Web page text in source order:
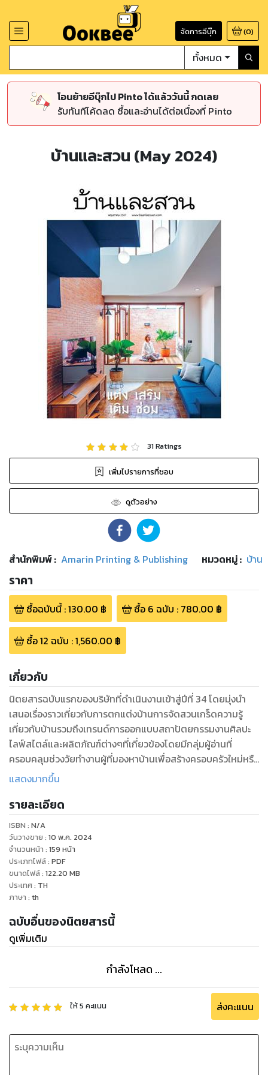
จัดการอีบุ๊ก (0)
ทั้งหมด
โอนย้ายอีบุ๊กไป Pinto ได้แล้ววันนี้ กดเลย
รับทันทีโค้ดลด ซื้อและอ่านได้ต่อเนื่องที่ Pinto
บ้านและสวน (May 2024)
31Ratings
เพิ่มไปรายการที่ชอบ
ดูตัวอย่าง
สำนักพิมพ์: Amarin Printing & Publishing หมวดหมู่: บ้าน
ราคา
ซื้อฉบับนี้:130.00 ฿ ซื้อ 6 ฉบับ : 780.00 ฿
ซื้อ12 ฉบับ :1,560.00 ฿
เกี่ยวกับ
นิตยสารฉบับแรกของบริษัทที่ดำเนินงานเข้าสู่ปีที่ 34 โดยมุ่งนำ
เสนอเรื่องราวเกี่ยวกับการตกแต่งบ้านการจัดสวนเกร็ดความรู้
เกี่ยวกับบ้านรวมถึงเทรนด์การออกแบบสถาปัตยกรรมงานศิลปะ
ไลฟ์สไตล์และผลิตภัณฑ์ต่างๆที่เกี่ยวข้องโดยมีกลุ่มผู้อ่านที่
ครอบคลุมช่วงวัยทำงานผู้ที่มองหาบ้านเพื่อสร้างครอบครัวใหม่หรือ
ผู้ที่ต้องการต่อเติมและตกแต่งบ้านวันนี้ “บ้านและสวน” เป็น
ประเทศซึ่งนับได้ว่าเป็นนิตยสารหมวดตกแต่งบ้านที่ขายดีที่สุด
ของประเทศไทยวางตลาดทุกวันที่ 10ของเดือน
แสดงมากขึ้น
รายละเอียด
ISBN : N/A
วันวางขาย : 10 พ.ค. 2024
จำนวนหน้า : 159 หน้า
ประเภทไฟล์: PDF
ขนาดไฟล์: 122.20 MB
ประเทศ: TH
ภาษา : th
ฉบับอื่นของนิตยสารนี้
ดูเพิ่มเติม
กำลังโหลด ...
ให้5 คะแนน ส่งคะแนน